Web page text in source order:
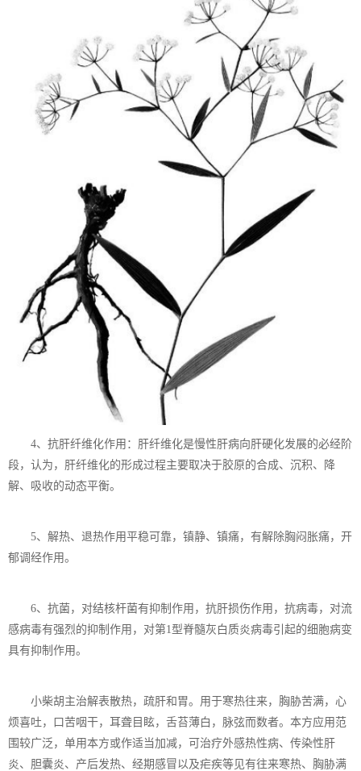
4、抗肝纤维化作用：肝纤维化是慢性肝病向肝硬化发展的必经阶
段，认为，肝纤维化的形成过程主要取决于胶原的合成、沉积、降
解、吸收的动态平衡。
5、解热、退热作用平稳可靠，镇静、镇痛，有解除胸闷胀痛，开
郁调经作用。
6、抗菌，对结核杆菌有抑制作用，抗肝损伤作用，抗病毒，对流
感病毒有强烈的抑制作用，对第1型脊髓灰白质炎病毒引起的细胞病变
具有抑制作用。
小柴胡主治解表散热，疏肝和胃。用于寒热往来，胸胁苦满，心
烦喜吐，口苦咽干，耳聋目眩，舌苔薄白，脉弦而数者。本方应用范
围较广泛，单用本方或作适当加减，可治疗外感热性病、传染性肝
炎、胆囊炎、产后发热、经期感冒以及疟疾等见有往来寒热、胸胁满